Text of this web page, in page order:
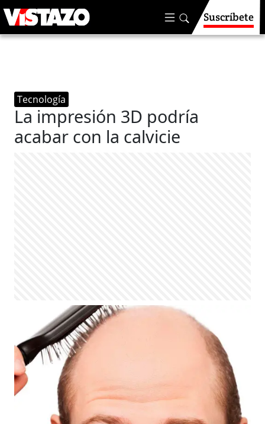
Suscríbete
Tecnología
La impresión 3D podría
acabar con la calvicie